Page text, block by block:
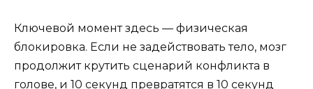
Ключевой момент здесь — физическая
блокировка. Если не задействовать тело, мозг
продолжит крутить сценарий конфликта в
голове, и 10 секунд превратятся в 10 секунд